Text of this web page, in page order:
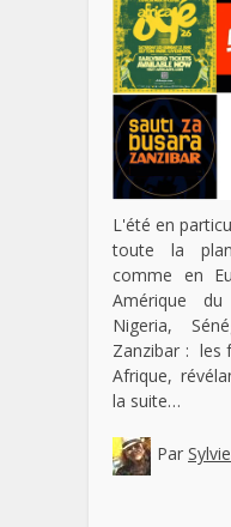
L'été en
toute la
comme en
Amérique
Nigeria,
Zanzibar : les
Afrique,
la suite…
Par